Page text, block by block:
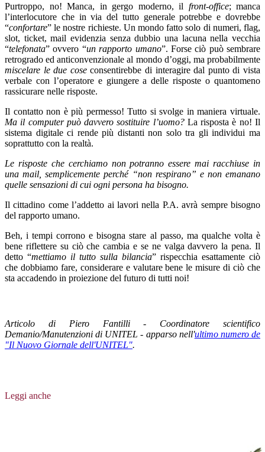
Purtroppo, no! Manca, in gergo moderno, il front-office; manca
l’interlocutore che in via del tutto generale potrebbe e dovrebbe
“confortare” le nostre richieste. Un mondo fatto solo di numeri, flag,
slot, ticket, mail evidenzia senza dubbio una lacuna nella vecchia
“telefonata” ovvero “un rapporto umano”. Forse ciò può sembrare
retrogrado ed anticonvenzionale al mondo d’oggi, ma probabilmente
miscelare le due coseconsentirebbe di interagire dal punto di vista
verbale con l’operatore e giungere a delle risposte o quantomeno
rassicurare nelle risposte.
Il contatto non è più permesso! Tutto si svolge in maniera virtuale.
Ma il computer può davvero sostituire l’uomo? La risposta è no! Il
sistema digitale ci rende più distanti non solo tra gli individui ma
soprattutto con la realtà.
Le risposte che cerchiamo non potranno essere mai racchiuse in
una mail, semplicemente perché “non respirano” e non emanano
quelle sensazioni di cui ogni persona ha bisogno.
Il cittadino come l’addetto ai lavori nella P.A. avrà sempre bisogno
del rapporto umano.
Beh, i tempi corrono e bisogna stare al passo, ma qualche volta è
bene riflettere su ciò che cambia e se ne valga davvero la pena. Il
detto “mettiamo il tutto sulla bilancia” rispecchia esattamente ciò
che dobbiamo fare, considerare e valutare bene le misure di ciò che
sta accadendo in proiezione del futuro di tutti noi!
Articolo di Piero Fantilli - Coordinatore scientifico
Demanio/Manutenzioni di UNITEL - apparso nell'ultimo numero de
"Il Nuovo Giornale dell'UNITEL".
Leggi anche